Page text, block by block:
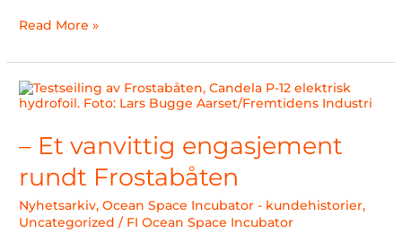
Read More »
– Et vanvittig engasjement
rundt Frostabåten
Nyhetsarkiv,Ocean Space Incubator - kundehistorier,
Uncategorized / FI Ocean Space Incubator
–
Et
rundt